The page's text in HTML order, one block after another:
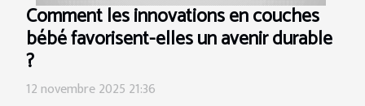
Comment les innovations en couches
bébé favorisent-elles un avenir durable
?
12 novembre 2025 21:36